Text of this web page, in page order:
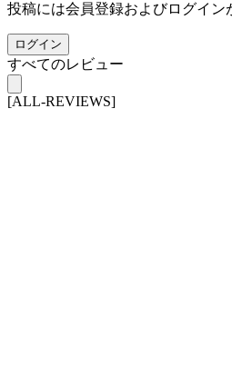
投稿には会員登録およびログイン
ログイン
すべてのレビュー
[ALL-REVIEWS]